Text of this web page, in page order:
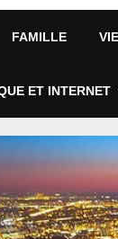
FAMILLE
ET INTERNET